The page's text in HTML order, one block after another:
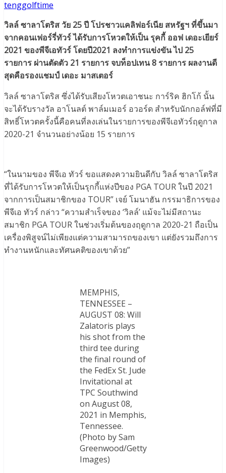
tenggolftime
วิลล์ ซาลาโตริส วัย 25 ปี โปรชาวแคลิฟอร์เนีย สหรัฐฯ ที่ขึ้นมา
จากคอนเฟอร์รี่ทัวร์ ได้รับการโหวตให้เป็น รุคกี้ ออฟ เดอะเยียร์
2021 ของพีจีเอทัวร์ โดยปี2021 ลงทำการแข่งขัน ไป 25
รายการ ผ่านตัดตัว 21 รายการ จบท็อปเทน 8 รายการ ผลงานดี
สุดคือรองแชมป์ เดอะ มาสเตอร์
วิลล์ ซาลาโตริส ซึ่งได้รับเสียงโหวตเอาชนะ การ์ริค ฮิกโก้ นั้น
จะได้รับรางวัล อาโนลต์ พาล์มเมอร์ อวอร์ด สำหรับนักกอล์ฟที่มี
สิทธิ์โหวตครั้งนี้คือคนที่ลงเล่นในรายการของพีจีเอทัวร์ฤดูกาล
2020-21 จำนวนอย่างน้อย 15 รายการ
“ในนามของ พีจีเอ ทัวร์ ขอแสดงความยินดีกับ วิลล์ ซาลาโตริส
ที่ได้รับการโหวตให้เป็นรุกกี้แห่งปีของ PGA TOUR ในปี 2021
จากการเป็นสมาชิกของ TOUR” เจย์ โมนาฮัน กรรมาธิการของ
พีจีเอ ทัวร์ กล่าว “ความสำเร็จของ ‘วิลล์’ แม้จะไม่มีสถานะ
สมาชิก PGA TOUR ในช่วงเริ่มต้นของฤดูกาล 2020-21 ถือเป็น
เครื่องพิสูจน์ไม่เพียงแต่ความสามารถของเขา แต่ยังรวมถึงการ
ทำงานหนักและทัศนคติของเขาด้วย”
MEMPHIS,
TENNESSEE –
AUGUST 08: Will
Zalatoris plays
his shot from the
third tee during
the final round of
the FedEx St. Jude
Invitational at
TPC Southwind
on August 08,
2021 in Memphis,
Tennessee.
(Photo by Sam
Greenwood/Getty
Images)